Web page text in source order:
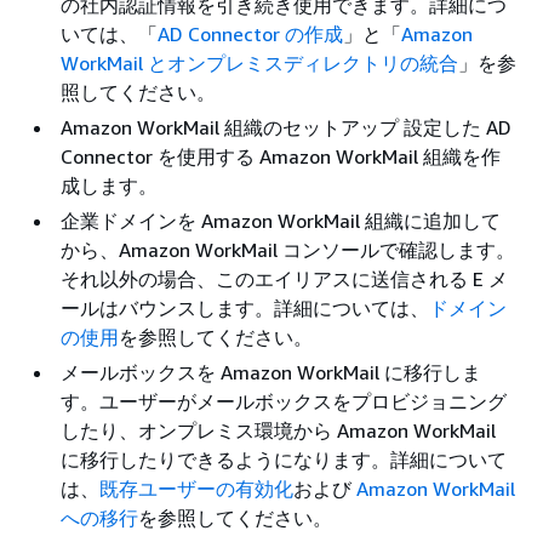
いては、「AD Connector の作成 」と「Amazon
WorkMail とオンプレミスディレクトリの統合 」を参
照してください。
Amazon WorkMail 組織のセットアップ 設定した AD
Connector を使用する Amazon WorkMail 組織を作
成します。
企業ドメインを Amazon WorkMail 組織に追加して
から、Amazon WorkMail コンソールで確認します。
それ以外の場合、このエイリアスに送信される E メ
ールはバウンスします。詳細については、
ドメイン
の使用を参照してください。
メールボックスを Amazon WorkMail に移行しま
す。ユーザーがメールボックスをプロビジョニング
したり、オンプレミス環境から Amazon WorkMail
に移行したりできるようになります。詳細について
は、 既存ユーザーの有効化およびAmazon WorkMail
への移行を参照してください。